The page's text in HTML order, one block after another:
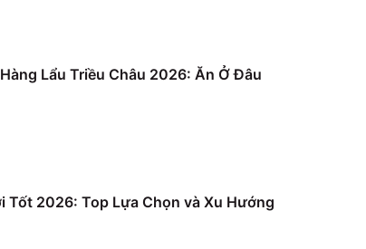
Lẩu Triều Châu 2026: Ăn Ở Đâu
Tốt 2026: Top Lựa Chọn và Xu Hướng